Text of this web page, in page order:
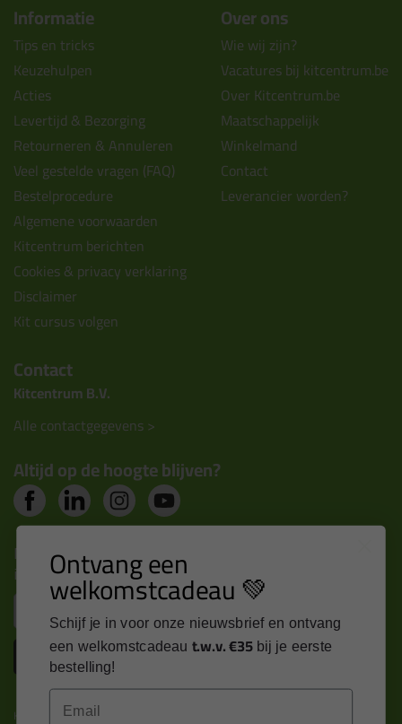
Informatie
Tips en tricks
Keuzehulpen
Acties
Levertijd & Bezorging
Retourneren & Annuleren
Veel gestelde vragen (FAQ)
Bestelprocedure
Algemene voorwaarden
Kitcentrum berichten
Cookies & privacy verklaring
Disclaimer
Kit cursus volgen
Over ons
Wie wij zijn?
Vacatures bij kitcentrum.be
Over Kitcentrum.be
Maatschappelijk
Winkelmand
Contact
Leverancier worden?
Contact
Kitcentrum B.V.
Alle contactgegevens >
Altijd op de hoogte blijven?
Nieuws, tips en exclusieve deals rechtstreeks in je
inbox
Inschrijven
Kitcentrum is trots op:
Ontvang een
welkomstcadeau 💚
Schijf je in voor onze nieuwsbrief en ontvang
een welkomstcadeau t.w.v. €35 bij je eerste
bestelling!
Email